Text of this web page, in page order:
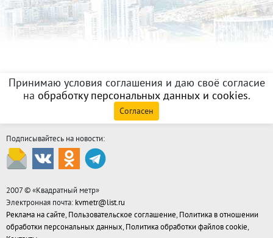
Принимаю условия соглашения и даю своё согласие
на обработку персональных данных и cookies.
Согласен
Подписывайтесь на новости:
2007 © «Квадратный метр»
Электронная почта: kvmetr@list.ru
Реклама на сайте, Пользовательское соглашение, Политика в отношении
обработки персональных данных, Политика обработки файлов cookie,